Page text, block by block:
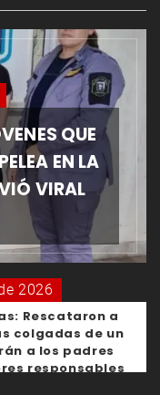
QUE
EN LA
VIRAL
2026
Rescataron a
colgadas de un
a los padres
responsables